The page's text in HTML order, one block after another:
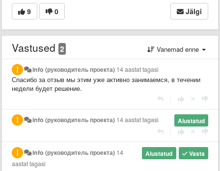
9 0 Jälgi
Vastused 2 Vanemad enne
info (руководитель проекта) 14 aastat tagasi
Спасибо за отзыв мы этим уже активно занимаемся, в течении
недели будет решение.
Alustatud
info (руководитель проекта) 14 aastat tagasi
Vasta
Alustatud
info (руководитель проекта) 14
aastat tagasi